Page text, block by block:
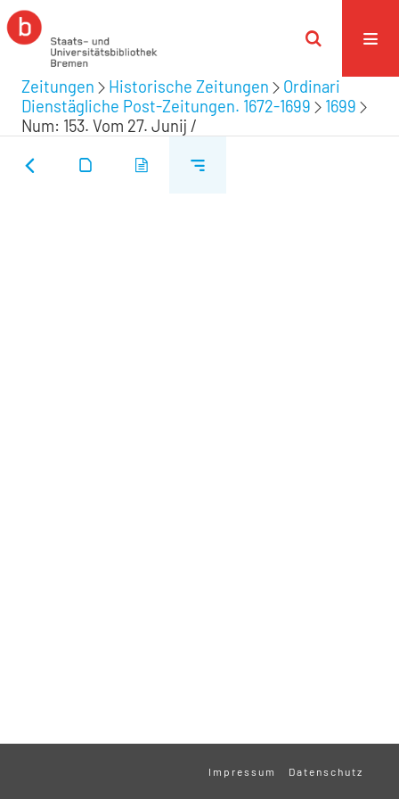
Zeitungen Historische Zeitungen
Ordinari
Dienstägliche Post-Zeitungen. 1672-1699
1699
Num: 153. Vom 27. Junij /
Impressum Datenschutz